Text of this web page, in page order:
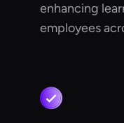
enhancing
employees